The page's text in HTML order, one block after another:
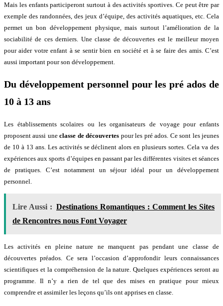
Mais les enfants participeront surtout à des activités sportives. Ce peut être par
exemple des randonnées, des jeux d’équipe, des activités aquatiques, etc. Cela
permet un bon développement physique, mais surtout l’amélioration de la
sociabilité de ces derniers. Une classe de découvertes est le meilleur moyen
pour aider votre enfant à se sentir bien en société et à se faire des amis. C’est
aussi important pour son développement.
Du développement personnel pour les pré ados de
10 à 13 ans
Les établissements scolaires ou les organisateurs de voyage pour enfants
proposent aussi uneclasse de découvertes pour les pré ados. Ce sont les jeunes
de 10 à 13 ans. Les activités se déclinent alors en plusieurs sortes. Cela va des
expériences aux sports d’équipes en passant par les différentes visites et séances
de pratiques. C’est notamment un séjour idéal pour un développement
personnel.
Lire Aussi : Destinations Romantiques : Comment les Sites
de Rencontres nous Font Voyager
Les activités en pleine nature ne manquent pas pendant une classe de
découvertes préados. Ce sera l’occasion d’approfondir leurs connaissances
scientifiques et la compréhension de la nature. Quelques expériences seront au
programme. Il n’y a rien de tel que des mises en pratique pour mieux
comprendre et assimiler les leçons qu’ils ont apprises en classe.